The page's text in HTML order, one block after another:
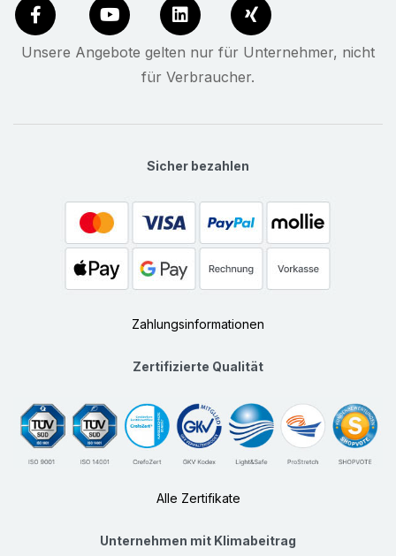
Unsere Angebote gelten nur für Unternehmer, nicht
für Verbraucher.
Sicher bezahlen
Zahlungsinformationen
Zertifizierte Qualität
Alle Zertifikate
Unternehmen mit Klimabeitrag